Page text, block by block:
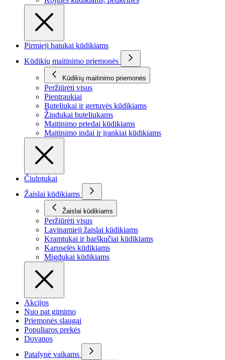
Pirmieji batukai kūdikiams
Kūdikių maitinimo priemonės
Kūdikių maitinimo priemonės
Peržiūrėti visus
Pientraukiai
Buteliukai ir gertuvės kūdikiams
Žindukai buteliukams
Maitinimo priedai kūdikiams
Maitinimo indai ir įrankiai kūdikiams
Čiulptukai
Žaislai kūdikiams
Žaislai kūdikiams
Peržiūrėti visus
Lavinamieji žaislai kūdikiams
Kramtukai ir barškučiai kūdikiams
Karuselės kūdikiams
Migdukai kūdikiams
Akcijos
Nuo pat gimimo
Priemonės slaugai
Populiaros prekės
Dovanos
Patalynė vaikams